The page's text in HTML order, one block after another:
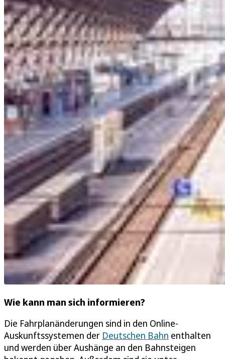
Wie kann man sich informieren?
Die Fahrplanänderungen sind in den Online-
Auskunftssystemen der Deutschen Bahn enthalten
und werden über Aushänge an den Bahnsteigen